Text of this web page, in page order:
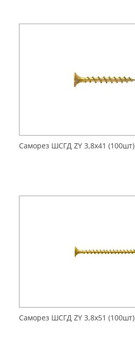
Саморез ШСГД ZY 3,8х41 (100шт)
Саморез ШСГД ZY 3,8х51 (100шт)